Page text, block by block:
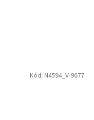
Kód: N4594_V-9677